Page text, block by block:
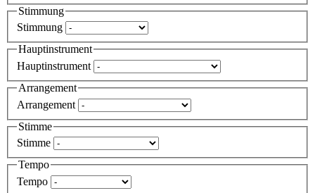
Stimmung
Stimmung
Hauptinstrument
Hauptinstrument
Arrangement
Arrangement
Stimme
Stimme
Tempo
Tempo